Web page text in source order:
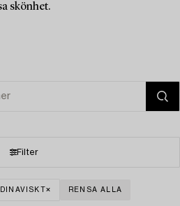
skönhet.
Filter
RENSA ALLA